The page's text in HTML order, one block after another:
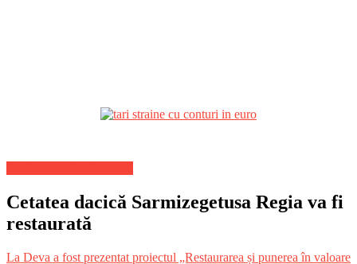
Cetatea dacică Sarmizegetusa Regia va fi
restaurată
La Deva a fost prezentat proiectul „Restaurarea și punerea în valoare